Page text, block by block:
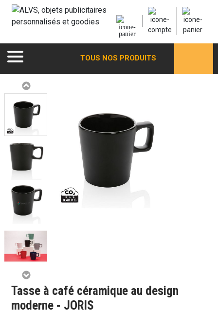
TOUS NOS PRODUITS
Tasse à café céramique au design
moderne - JORIS